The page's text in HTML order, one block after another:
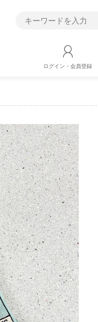
ログイン・会員登録